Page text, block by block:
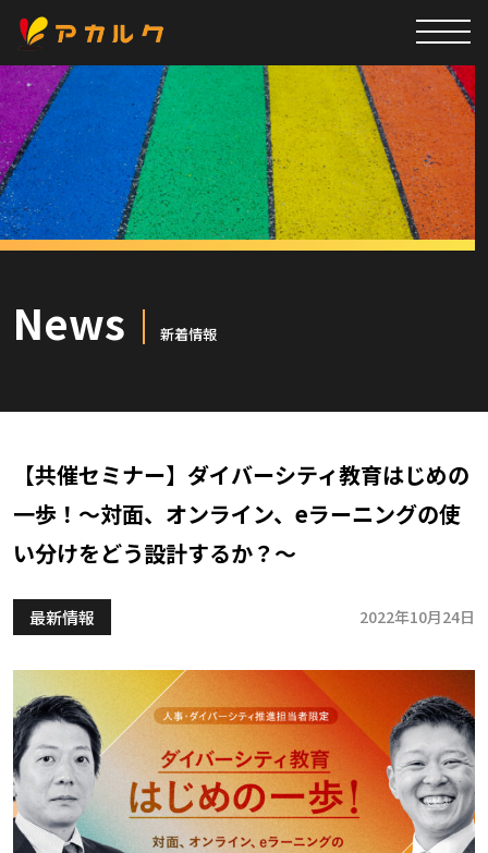
News 新着情報
【共催セミナー】ダイバーシティ教育はじめの
一歩！〜対面、オンライン、eラーニングの使
い分けをどう設計するか？〜
最新情報 2022年10月24日